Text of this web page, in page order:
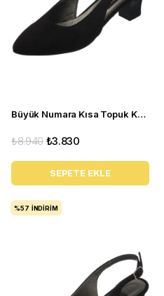
Büyük Numara Kısa Topuk Kadın Ayakkabı LTF00121 Siyah
₺3.830
₺8.940
SEPETE EKLE
%57 İNDIRIM